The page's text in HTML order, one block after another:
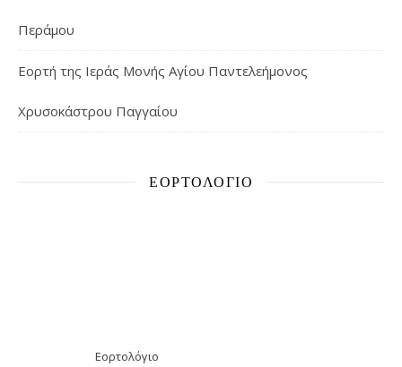
Περάμου
Εορτή της Ιεράς Μονής Αγίου Παντελεήμονος
Χρυσοκάστρου Παγγαίου
ΕΟΡΤΟΛΌΓΙΟ
Εορτολόγιο